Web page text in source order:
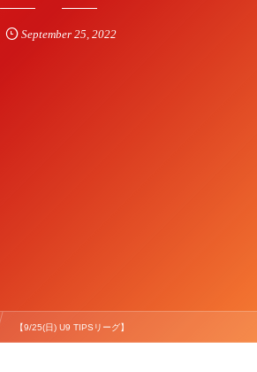
September 25 2022
【9/25(日) U9 TIPSリーグ】